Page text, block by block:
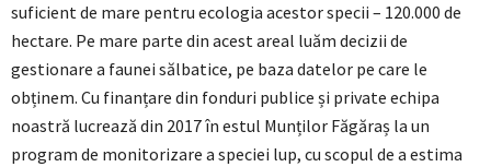
suficient de mare pentru ecologia acestor specii – 120.000 de
hectare. Pe mare parte din acest areal luăm decizii de
gestionare a faunei sălbatice, pe baza datelor pe care le
obținem. Cu finanțare din fonduri publice și private echipa
noastră lucrează din 2017 în estul Munților Făgăraș la un
program de monitorizare a speciei lup, cu scopul de a estima